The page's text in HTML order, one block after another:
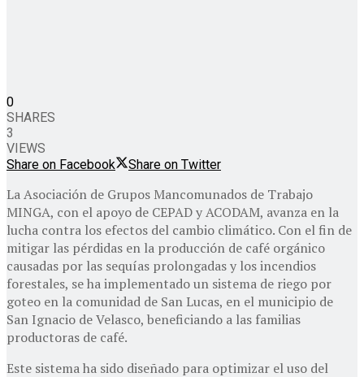
0
SHARES
3
VIEWS
Share on Facebook
Share on Twitter
La Asociación de Grupos Mancomunados de Trabajo
MINGA, con el apoyo de CEPAD y ACODAM, avanza en la
lucha contra los efectos del cambio climático. Con el fin de
mitigar las pérdidas en la producción de café orgánico
causadas por las sequías prolongadas y los incendios
forestales, se ha implementado un sistema de riego por
goteo en la comunidad de San Lucas, en el municipio de
San Ignacio de Velasco, beneficiando a las familias
productoras de café.
Este sistema ha sido diseñado para optimizar el uso del